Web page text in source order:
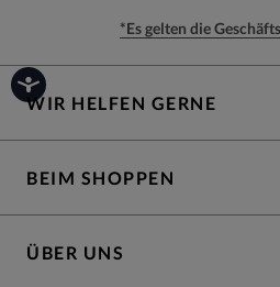
*Es gelten die
WIR HELFEN GERNE
BEIM SHOPPEN
ÜBER UNS